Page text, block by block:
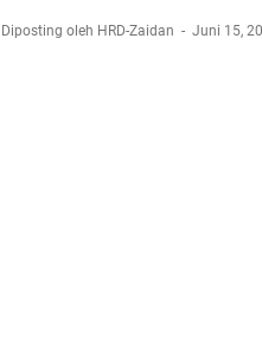
Diposting oleh HRD-Zaidan Juni 15,